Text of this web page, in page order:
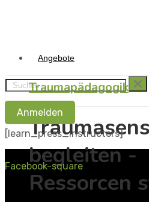
Angebote
Traumapädagogik
begleiten -
Ressorcen
Anmelden
[learn_press_instructors]
Facebook-square